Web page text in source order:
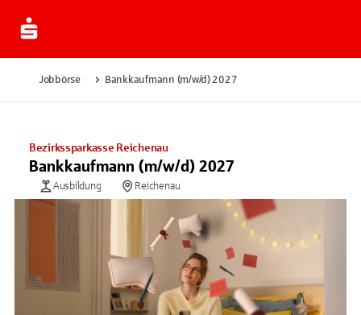
Jobbörse Bankkaufmann (m/w/d) 2027
Bezirkssparkasse Reichenau
Bankkaufmann (m/w/d) 2027
Ausbildung Reichenau